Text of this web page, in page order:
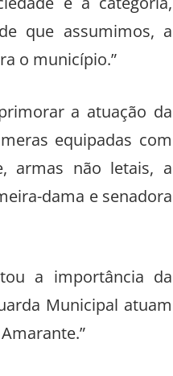
e à categoria,
que assumimos, a
o município.”
a atuação da
equipadas com
armas não letais, a
dama e senadora
a importância da
Municipal atuam